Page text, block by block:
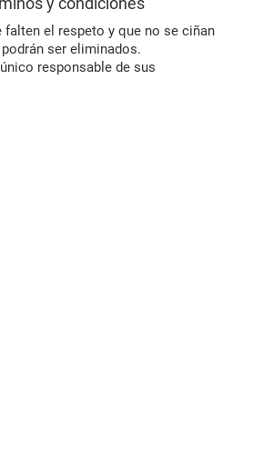
el respeto y que no se ciñan
ser eliminados.
responsable de sus